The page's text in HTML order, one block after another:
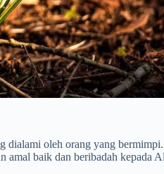
oleh orang yang
amal baik dan beribadah kepada